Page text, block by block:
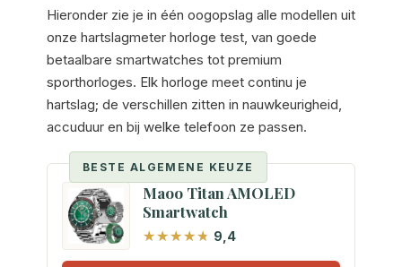
Hieronder zie je in één oogopslag alle modellen uit
onze hartslagmeter horloge test, van goede
betaalbare smartwatches tot premium
sporthorloges. Elk horloge meet continu je
hartslag; de verschillen zitten in nauwkeurigheid,
accuduur en bij welke telefoon ze passen.
BESTE ALGEMENE KEUZE
Maoo Titan AMOLED
Smartwatch
9,4